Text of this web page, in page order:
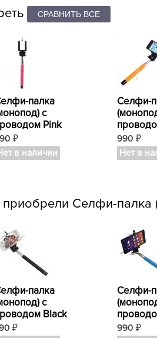
палка
с
Pink
₽
в наличии
Селфи-
990 ₽
Нет в
Селфи-палка
палка
с
Black
₽
Селфи-
990 ₽